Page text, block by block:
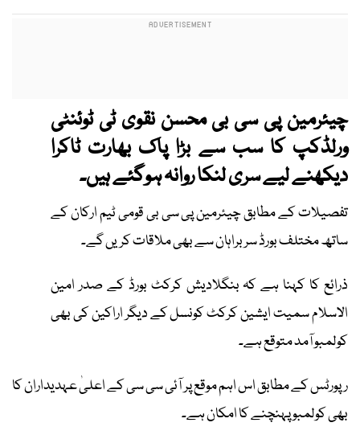
چیئرمین پی سی بی محسن نقوی ٹی ٹوئنٹی
ورلڈکپ کا سب سے بڑا پاک بھارت ٹاکرا
دیکھنے لیے سری لنکا روانہ ہوگئے ہیں۔
تفصیلات کے مطابق چیئرمین پی سی بی قومی ٹیم ارکان کے
ساتھ مختلف بورڈ سربراہان سے بھی ملاقات کریں گے۔
ذرائع کا کہنا ہے کہ بنگلادیش کرکٹ بورڈ کے صدر امین
الاسلام سمیت ایشین کرکٹ کونسل کے دیگر اراکین کی بھی
کولمبو آمد متوقع ہے۔
رپورٹس کے مطابق اس اہم موقع پر آئی سی سی کے اعلیٰ عہدیداران کا
بھی کولمبو پہنچنے کا امکان ہے۔